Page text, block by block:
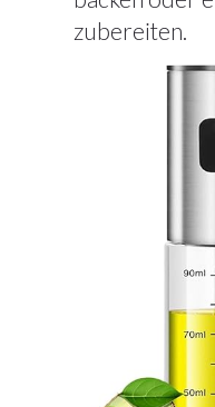
zubereiten.